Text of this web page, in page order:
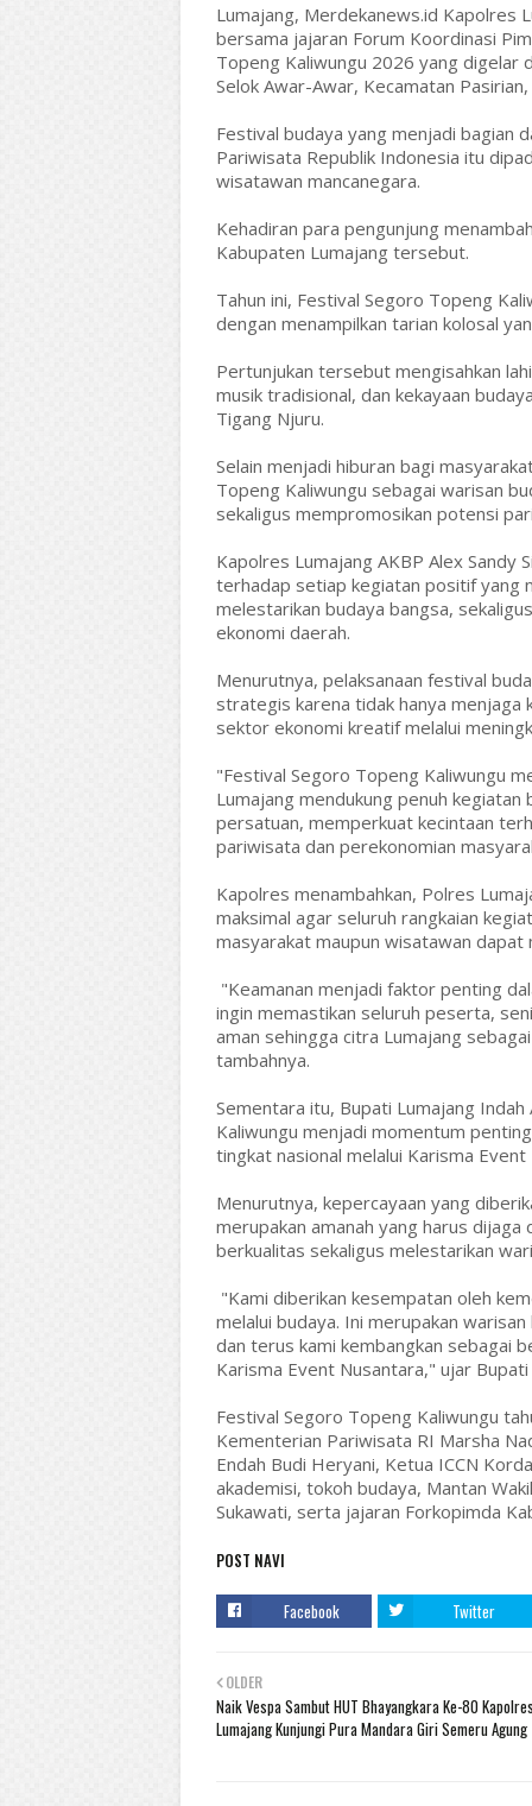
Lumajang, Merdekanews.id Kapolres
bersama jajaran Forum Koordinasi
Topeng Kaliwungu 2026 yang digelar
Selok Awar-Awar, Kecamatan
Festival budaya yang menjadi bagian
Pariwisata Republik Indonesia itu
wisatawan mancanegara.
Kehadiran para pengunjung
Kabupaten Lumajang tersebut.
Tahun ini, Festival Segoro Topeng
dengan menampilkan tarian kolosal
Pertunjukan tersebut mengisahkan
musik tradisional, dan kekayaan
Tigang Njuru.
Selain menjadi hiburan bagi
Topeng Kaliwungu sebagai warisan
sekaligus mempromosikan potensi
Kapolres Lumajang AKBP Alex Sandy
terhadap setiap kegiatan positif yang
melestarikan budaya bangsa,
ekonomi daerah.
Menurutnya, pelaksanaan festival
strategis karena tidak hanya
sektor ekonomi kreatif melalui
"Festival Segoro Topeng Kaliwungu
Lumajang mendukung penuh
persatuan, memperkuat kecintaan
pariwisata dan perekonomian
Kapolres menambahkan, Polres
maksimal agar seluruh rangkaian
masyarakat maupun wisatawan
"Keamanan menjadi faktor penting
ingin memastikan seluruh peserta,
aman sehingga citra Lumajang
tambahnya.
Sementara itu, Bupati Lumajang
Kaliwungu menjadi momentum
tingkat nasional melalui Karisma Event
Menurutnya, kepercayaan yang
merupakan amanah yang harus
berkualitas sekaligus melestarikan
"Kami diberikan kesempatan oleh
melalui budaya. Ini merupakan
dan terus kami kembangkan sebagai
Karisma Event Nusantara," ujar
Festival Segoro Topeng Kaliwungu
Kementerian Pariwisata RI Marsha
Endah Budi Heryani, Ketua ICCN
akademisi, tokoh budaya, Mantan
Sukawati, serta jajaran Forkopimda
POST NAVI
Facebook Twitter
OLDER
Naik Vespa Sambut HUT Bhayangkara Ke-80
Lumajang Kunjungi Pura Mandara Giri Semeru Agung